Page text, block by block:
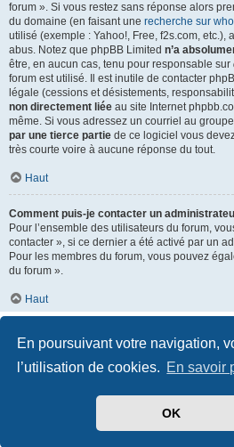
En poursuivant votre navigation,
l’utilisation de cookies. En savoir
OK
forum ». Si vous restez sans réponse alors
du domaine (en faisant une recherche sur
utilisé (exemple : Yahoo!, Free, f2s.com, etc.),
abus. Notez que phpBB Limited n’a
être, en aucun cas, tenu pour responsable sur
forum est utilisé. Il est inutile de contacter
légale (cessions et désistements,
non directement liée au site Internet
même. Si vous adressez un courriel au
par une tierce partie de ce logiciel vous
très courte voire à aucune réponse du tout.
Haut
Comment puis-je contacter un
Pour l’ensemble des utilisateurs du forum,
contacter », si ce dernier a été activé par un
Pour les membres du forum, vous pouvez
du forum ».
Haut
Index du forum
Développé parphpBB® Forum
Traduit par
Side-car club